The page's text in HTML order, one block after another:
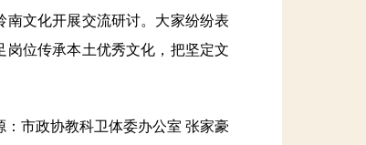
文化开展交流研讨。大家纷纷表
位传承本土优秀文化，把坚定文
：市政协教科卫体委办公室 张家豪